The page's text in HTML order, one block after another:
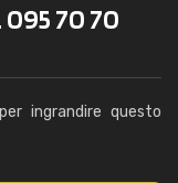
70 70
ingrandire questo